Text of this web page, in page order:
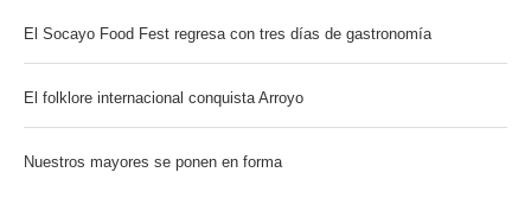
El Socayo Food Fest regresa con tres días de gastronomía
El folklore internacional conquista Arroyo
Nuestros mayores se ponen en forma